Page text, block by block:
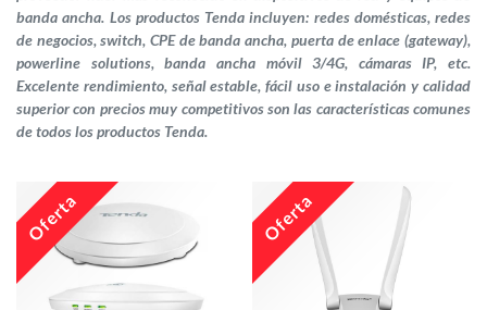
banda ancha. Los productos Tenda incluyen: redes domésticas, redes
de negocios, switch, CPE de banda ancha, puerta de enlace (gateway),
powerline solutions, banda ancha móvil 3/4G, cámaras IP, etc.
Excelente rendimiento, señal estable, fácil uso e instalación y calidad
superior con precios muy competitivos son las características comunes
de todos los productos Tenda.
Oferta Oferta